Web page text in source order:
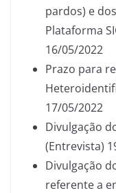
pardos) e
Plataforma
16/05/2022
Prazo para
17/05/2022
Divulgação
(Entrevista)
Divulgação
referente a